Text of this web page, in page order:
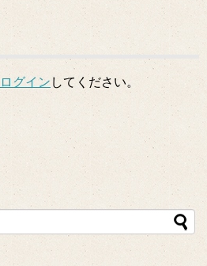
ログイン してください。